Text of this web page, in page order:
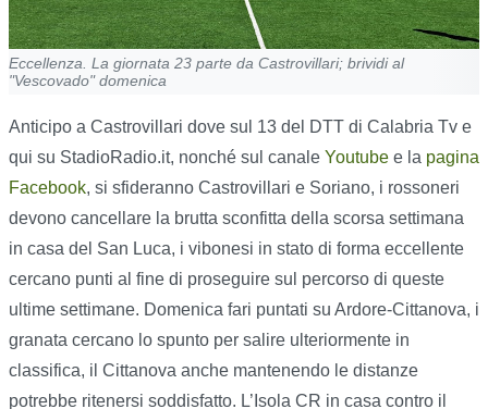
Eccellenza. La giornata 23 parte da Castrovillari; brividi al
"Vescovado" domenica
Anticipo a Castrovillari dove sul 13 del DTT di Calabria Tv e
qui su StadioRadio.it, nonché sul canale Youtube e la pagina
Facebook, si sfideranno Castrovillari e Soriano, i rossoneri
devono cancellare la brutta sconfitta della scorsa settimana
in casa del San Luca, i vibonesi in stato di forma eccellente
cercano punti al fine di proseguire sul percorso di queste
ultime settimane. Domenica fari puntati su Ardore-Cittanova, i
granata cercano lo spunto per salire ulteriormente in
classifica, il Cittanova anche mantenendo le distanze
potrebbe ritenersi soddisfatto. L’Isola CR in casa contro il